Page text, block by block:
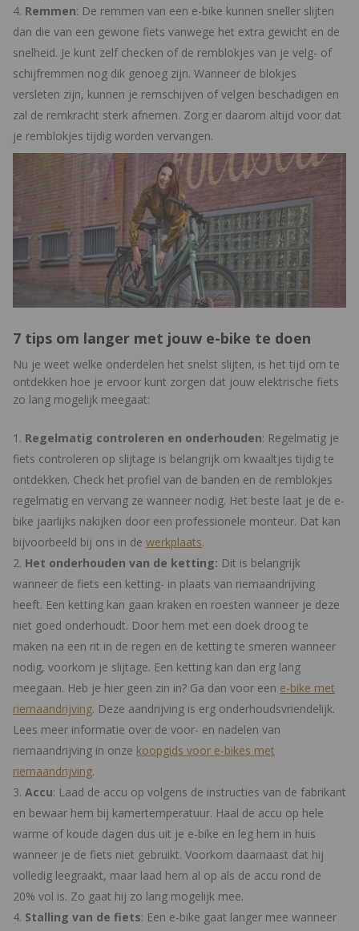
Remmen: De remmen van een e-bike kunnen sneller slijten
dan die van een gewone fiets vanwege het extra gewicht en de
snelheid. Je kunt zelf checken of de remblokjes van je velg- of
schijfremmen nog dik genoeg zijn. Wanneer de blokjes
versleten zijn, kunnen je remschijven of velgen beschadigen en
zal de remkracht sterk afnemen. Zorg er daarom altijd voor dat
je remblokjes tijdig worden vervangen.
7 tips om langer met jouw e-bike te doen
Nu je weet welke onderdelen het snelst slijten, is het tijd om te
ontdekken hoe je ervoor kunt zorgen dat jouw elektrische fiets
zo lang mogelijk meegaat:
Regelmatig controleren en onderhouden: Regelmatig je
fiets controleren op slijtage is belangrijk om kwaaltjes tijdig te
ontdekken. Check het profiel van de banden en de remblokjes
regelmatig en vervang ze wanneer nodig. Het beste laat je de e-
bike jaarlijks nakijken door een professionele monteur. Dat kan
bijvoorbeeld bij ons in de werkplaats.
Het onderhouden van de ketting: Dit is belangrijk
wanneer de fiets een ketting- in plaats van riemaandrijving
heeft. Een ketting kan gaan kraken en roesten wanneer je deze
niet goed onderhoudt. Door hem met een doek droog te
maken na een rit in de regen en de ketting te smeren wanneer
nodig, voorkom je slijtage. Een ketting kan dan erg lang
meegaan. Heb je hier geen zin in? Ga dan voor een e-bike met
riemaandrijving. Deze aandrijving is erg onderhoudsvriendelijk.
Lees meer informatie over de voor- en nadelen van
riemaandrijving in onze koopgids voor e-bikes met
riemaandrijving.
Accu: Laad de accu op volgens de instructies van de fabrikant
en bewaar hem bij kamertemperatuur. Haal de accu op hele
warme of koude dagen dus uit je e-bike en leg hem in huis
wanneer je de fiets niet gebruikt. Voorkom daarnaast dat hij
volledig leegraakt, maar laad hem al op als de accu rond de
20% vol is. Zo gaat hij zo lang mogelijk mee.
Stalling van de fiets: Een e-bike gaat langer mee wanneer